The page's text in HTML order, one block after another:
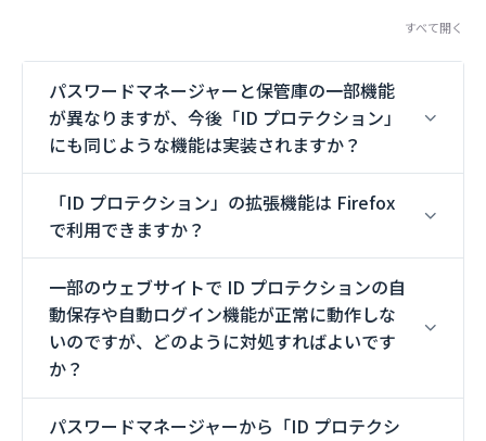
すべて開く
パスワードマネージャーと保管庫の一部機能
が異なりますが、今後「ID プロテクション」
にも同じような機能は実装されますか？
「ID プロテクション」の拡張機能は Firefox
で利用できますか？
一部のウェブサイトで ID プロテクションの自
動保存や自動ログイン機能が正常に動作しな
いのですが、どのように対処すればよいです
か？
パスワードマネージャーから「ID プロテクシ